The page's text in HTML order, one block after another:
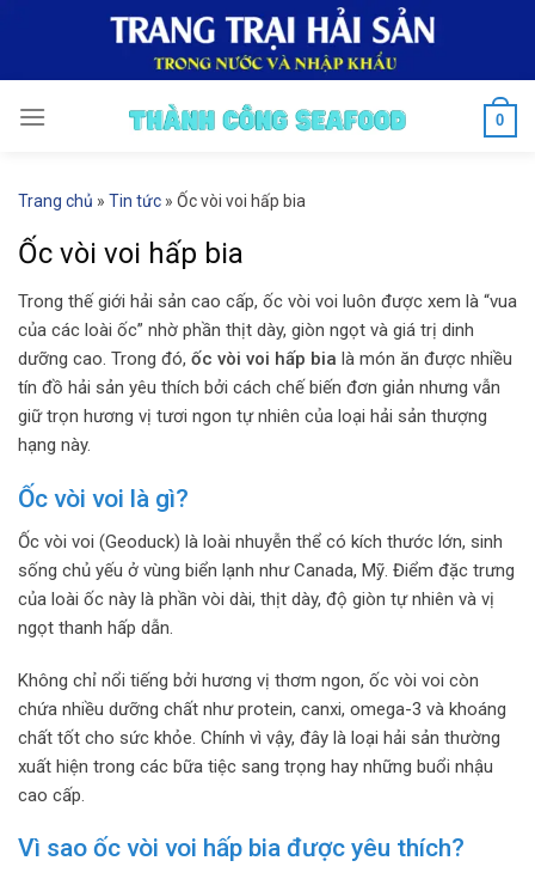
0
Trang chủ » Tin tức » Ốc vòi voi hấp bia
Ốc vòi voi hấp bia
Trong thế giới hải sản cao cấp, ốc vòi voi luôn được xem là “vua
của các loài ốc” nhờ phần thịt dày, giòn ngọt và giá trị dinh
dưỡng cao. Trong đó, ốc vòi voi hấp bia là món ăn được nhiều
tín đồ hải sản yêu thích bởi cách chế biến đơn giản nhưng vẫn
giữ trọn hương vị tươi ngon tự nhiên của loại hải sản thượng
hạng này.
Ốc vòi voi là gì?
Ốc vòi voi (Geoduck) là loài nhuyễn thể có kích thước lớn, sinh
sống chủ yếu ở vùng biển lạnh như Canada, Mỹ. Điểm đặc trưng
của loài ốc này là phần vòi dài, thịt dày, độ giòn tự nhiên và vị
ngọt thanh hấp dẫn.
Không chỉ nổi tiếng bởi hương vị thơm ngon, ốc vòi voi còn
chứa nhiều dưỡng chất như protein, canxi, omega-3 và khoáng
chất tốt cho sức khỏe. Chính vì vậy, đây là loại hải sản thường
xuất hiện trong các bữa tiệc sang trọng hay những buổi nhậu
cao cấp.
Vì sao ốc vòi voi hấp bia được yêu thích?